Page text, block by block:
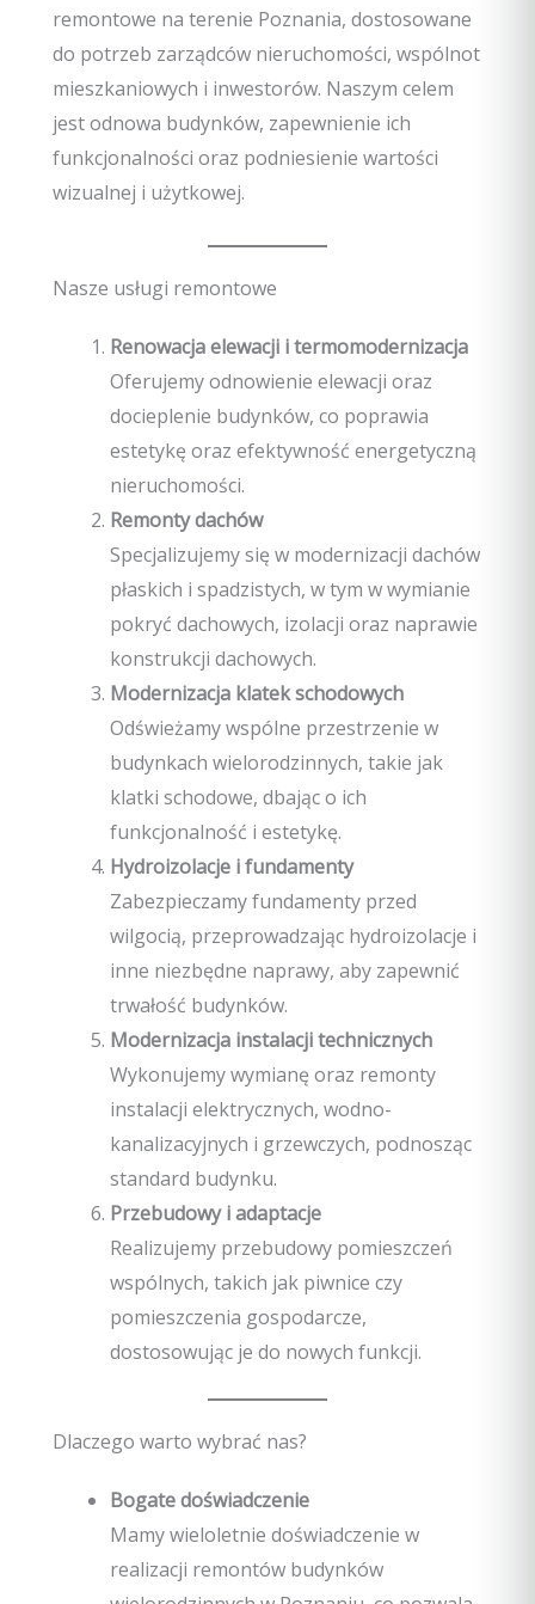
remontowe na terenie Poznania, dostosowane
do potrzeb zarządców nieruchomości, wspólnot
mieszkaniowych i inwestorów. Naszym celem
jest odnowa budynków, zapewnienie ich
funkcjonalności oraz podniesienie wartości
wizualnej i użytkowej.
Nasze usługi remontowe
Renowacja elewacji i termomodernizacja
Oferujemy odnowienie elewacji oraz
docieplenie budynków, co poprawia
estetykę oraz efektywność energetyczną
nieruchomości.
Remonty dachów
Specjalizujemy się w modernizacji dachów
płaskich i spadzistych, w tym w wymianie
pokryć dachowych, izolacji oraz naprawie
konstrukcji dachowych.
Modernizacja klatek schodowych
Odświeżamy wspólne przestrzenie w
budynkach wielorodzinnych, takie jak
klatki schodowe, dbając o ich
funkcjonalność i estetykę.
Hydroizolacje i fundamenty
Zabezpieczamy fundamenty przed
wilgocią, przeprowadzając hydroizolacje i
inne niezbędne naprawy, aby zapewnić
trwałość budynków.
Modernizacja instalacji technicznych
Wykonujemy wymianę oraz remonty
instalacji elektrycznych, wodno-
kanalizacyjnych i grzewczych, podnosząc
standard budynku.
Przebudowy i adaptacje
Realizujemy przebudowy pomieszczeń
wspólnych, takich jak piwnice czy
pomieszczenia gospodarcze,
dostosowując je do nowych funkcji.
Dlaczego warto wybrać nas?
Bogate doświadczenie
Mamy wieloletnie doświadczenie w
realizacji remontów budynków